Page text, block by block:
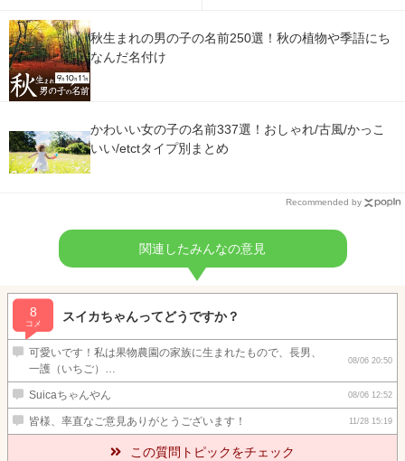
秋生まれの男の子の名前250選！秋の植物や季語にち
なんだ名付け
かわいい女の子の名前337選！おしゃれ/古風/かっこ
いい/etctタイプ別まとめ
Recommended by
関連したみんなの意見
8
コメ
スイカちゃんってどうですか？
可愛いです！私は果物農園の家族に生まれたもので、長男、
一護（いちご）…
08/06 20:50
Suicaちゃんやん 08/06 12:52
皆様、率直なご意見ありがとうございます！ 11/28 15:19
この質問トピックをチェック